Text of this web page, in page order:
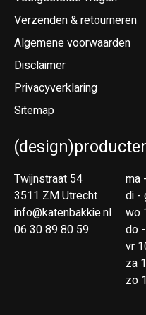
Verzenden & retourneren
Algemene voorwaarden
Disclaimer
Privacyverklaring
Sitemap
Twijnstraat 54
3511 ZM Utrecht
info@katenbakkie.nl
06 30 89 80 59
ma
di -
wo
do
vr
za
zo